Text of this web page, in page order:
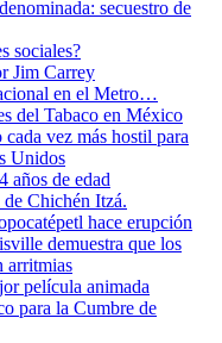
secuestro de
sociales?
Jim Carrey
en el Metro…
del Tabaco en México
vez más hostil para
Unidos
años de edad
Chichén Itzá.
hace erupción
demuestra que los
arritmias
película animada
para la Cumbre de